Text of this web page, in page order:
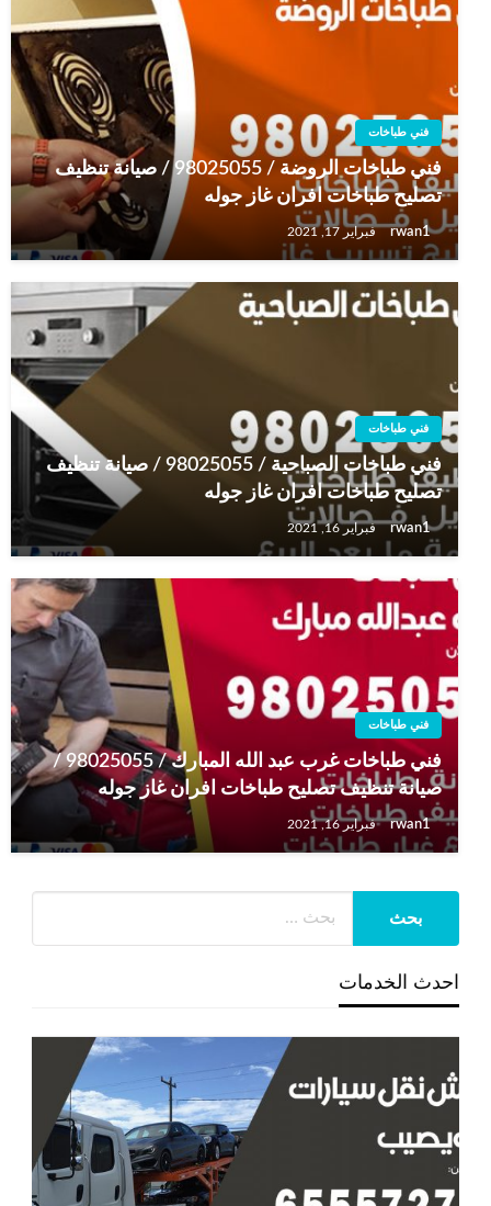
فني طباخات
فني طباخات الروضة / 98025055 / صيانة تنظيف
تصليح طباخات افران غاز جوله
rwan1 فبراير 17, 2021
فني طباخات
فني طباخات الصباحية / 98025055 / صيانة تنظيف
تصليح طباخات افران غاز جوله
rwan1 فبراير 16, 2021
فني طباخات
فني طباخات غرب عبد الله المبارك / 98025055 /
صيانة تنظيف تصليح طباخات افران غاز جوله
rwan1 فبراير 16, 2021
احدث الخدمات